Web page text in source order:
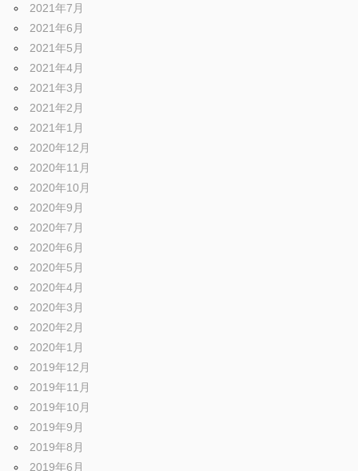
2021年7月
2021年6月
2021年5月
2021年4月
2021年3月
2021年2月
2021年1月
2020年12月
2020年11月
2020年10月
2020年9月
2020年7月
2020年6月
2020年5月
2020年4月
2020年3月
2020年2月
2020年1月
2019年12月
2019年11月
2019年10月
2019年9月
2019年8月
2019年6月